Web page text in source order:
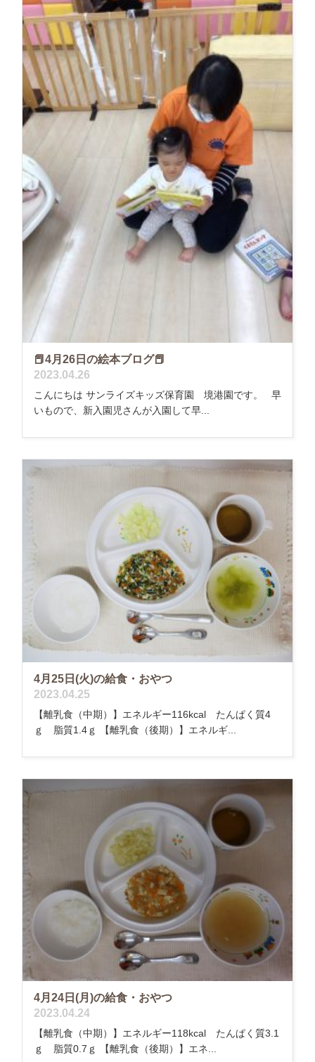
📕4月26日の絵本ブログ📕
2023.04.26
こんにちは サンライズキッズ保育園 境港園です。 早
いもので、新入園児さんが入園して早...
4月25日(火)の給食・おやつ
2023.04.25
【離乳食（中期）】エネルギー116kcal たんぱく質4
ｇ 脂質1.4ｇ 【離乳食（後期）】エネルギ...
4月24日(月)の給食・おやつ
2023.04.24
【離乳食（中期）】エネルギー118kcal たんぱく質3.1
ｇ 脂質0.7ｇ 【離乳食（後期）】エネ...